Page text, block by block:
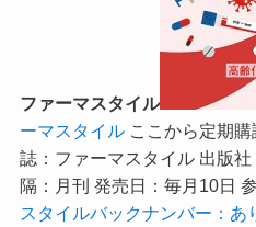
ファーマスタイル
ーマスタイル ここから定期
誌：ファーマスタイル 出版
隔：月刊 発売日：毎月10日
スタイルバックナンバー：あ